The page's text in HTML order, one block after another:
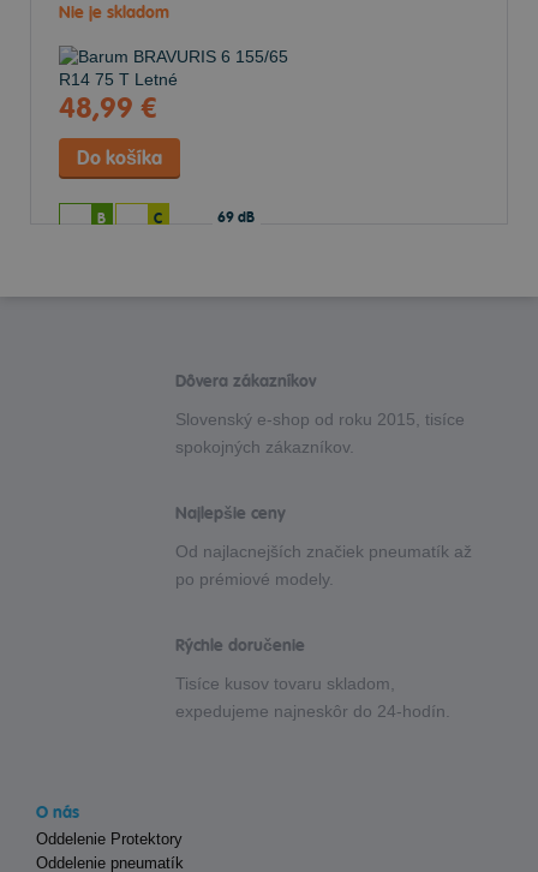
Nie je skladom
48,99 €
B C 69 dB
Dôvera zákazníkov
Slovenský e-shop od roku 2015, tisíce
spokojných zákazníkov.
Najlepšie ceny
Od najlacnejších značiek pneumatík až
po prémiové modely.
Rýchle doručenie
Tisíce kusov tovaru skladom,
expedujeme najneskôr do 24-hodín.
O nás
Oddelenie Protektory
Oddelenie pneumatík